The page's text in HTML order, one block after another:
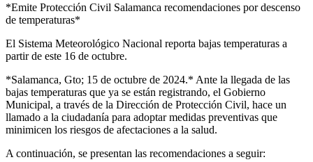
*Emite Protección Civil Salamanca recomendaciones por descenso
de temperaturas*
El Sistema Meteorológico Nacional reporta bajas temperaturas a
partir de este 16 de octubre.
*Salamanca, Gto; 15 de octubre de 2024.* Ante la llegada de las
bajas temperaturas que ya se están registrando, el Gobierno
Municipal, a través de la Dirección de Protección Civil, hace un
llamado a la ciudadanía para adoptar medidas preventivas que
minimicen los riesgos de afectaciones a la salud.
A continuación, se presentan las recomendaciones a seguir: